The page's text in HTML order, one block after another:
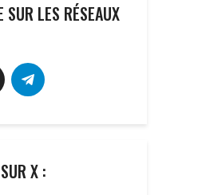
SUR LES RÉSEAUX
X :